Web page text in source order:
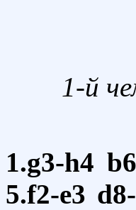
1-й
1.g3-h4
5.f2-e3